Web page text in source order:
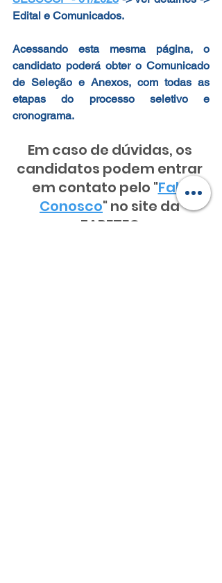
Edital e Comunicados.
Acessando esta mesma página, o
candidato poderá obter o Comunicado
de Seleção e Anexos, com todas as
etapas do processo seletivo e
cronograma.
Em caso de dúvidas, os
candidatos podem entrar
em contato pelo "Fale
Conosco" no site da
FAPETEC.